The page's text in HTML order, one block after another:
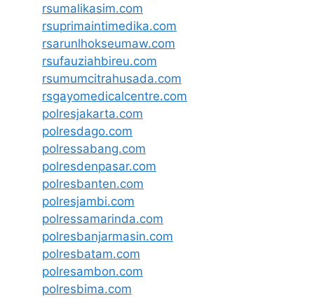
rsumalikasim.com
rsuprimaintimedika.com
rsarunlhokseumaw.com
rsufauziahbireu.com
rsumumcitrahusada.com
rsgayomedicalcentre.com
polresjakarta.com
polresdago.com
polressabang.com
polresdenpasar.com
polresbanten.com
polresjambi.com
polressamarinda.com
polresbanjarmasin.com
polresbatam.com
polresambon.com
polresbima.com